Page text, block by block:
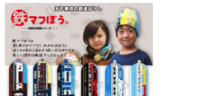
会社概要
個人情報保護方針